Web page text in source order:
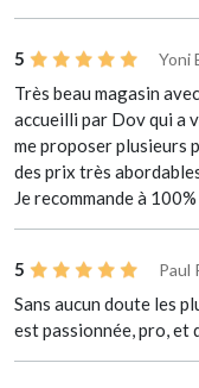
5 Yoni
Très beau magasin
accueilli par Dov qui a
me proposer plusieurs
des prix très
Je recommande à 100%
5 Paul
Sans aucun doute les
est passionnée, pro, et